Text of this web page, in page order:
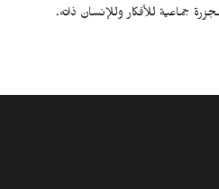
جماعية للأفكار وللإنسان ذاته.